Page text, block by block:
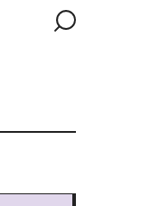
Siirry